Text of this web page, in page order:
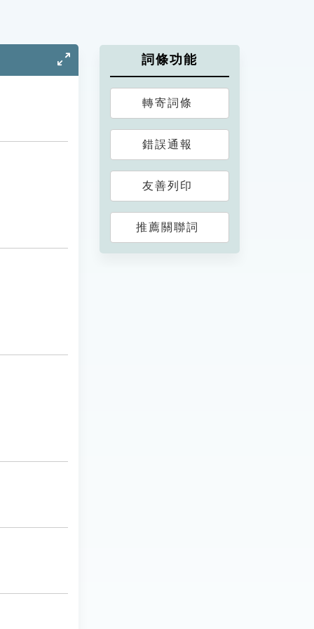
詞條功能
轉寄詞條
錯誤通報
友善列印
推薦關聯詞